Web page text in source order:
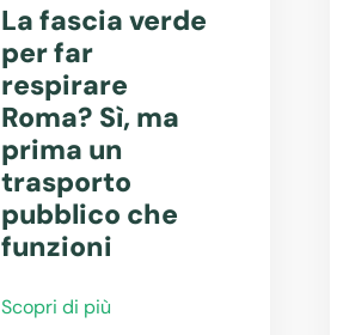
La fascia verde
per far
respirare
Roma? Sì, ma
prima un
trasporto
pubblico che
funzioni
Scopri di più